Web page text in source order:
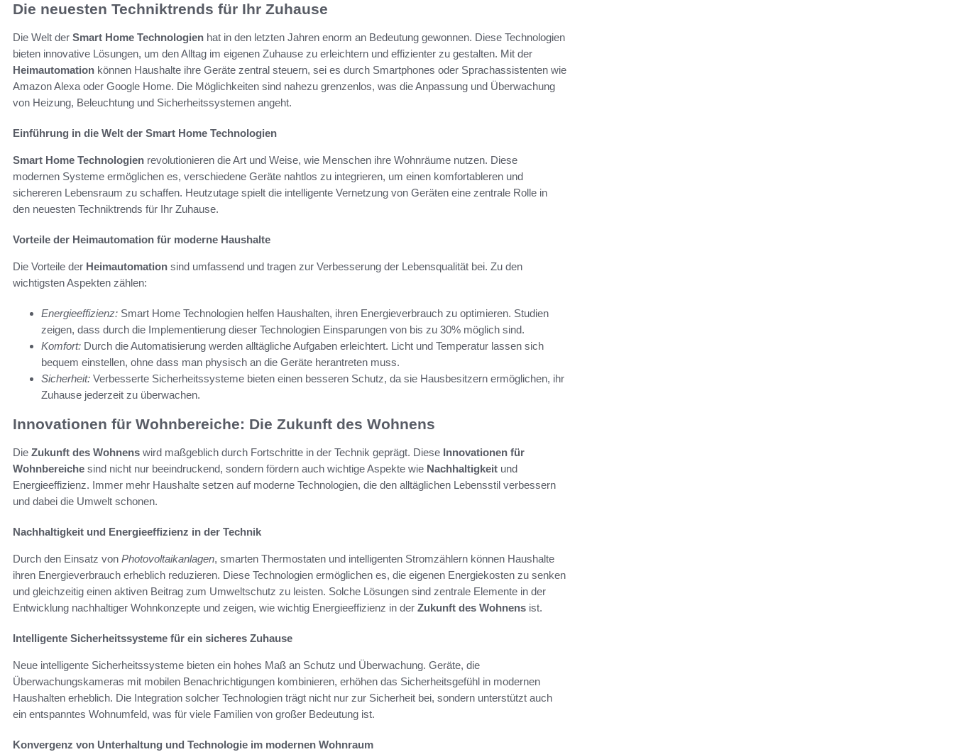
Die neuesten Techniktrends für Ihr Zuhause
Die Welt der Smart Home Technologien hat in den letzten Jahren enorm an Bedeutung gewonnen. Diese Technologien
bieten innovative Lösungen, um den Alltag im eigenen Zuhause zu erleichtern und effizienter zu gestalten. Mit der
Heimautomation können Haushalte ihre Geräte zentral steuern, sei es durch Smartphones oder Sprachassistenten wie
Amazon Alexa oder Google Home. Die Möglichkeiten sind nahezu grenzenlos, was die Anpassung und Überwachung
von Heizung, Beleuchtung und Sicherheitssystemen angeht.
Einführung in die Welt der Smart Home Technologien
Smart Home Technologien revolutionieren die Art und Weise, wie Menschen ihre Wohnräume nutzen. Diese
modernen Systeme ermöglichen es, verschiedene Geräte nahtlos zu integrieren, um einen komfortableren und
sichereren Lebensraum zu schaffen. Heutzutage spielt die intelligente Vernetzung von Geräten eine zentrale Rolle in
den neuesten Techniktrends für Ihr Zuhause.
Vorteile der Heimautomation für moderne Haushalte
Die Vorteile der Heimautomation sind umfassend und tragen zur Verbesserung der Lebensqualität bei. Zu den
wichtigsten Aspekten zählen:
Energieeffizienz: Smart Home Technologien helfen Haushalten, ihren Energieverbrauch zu optimieren. Studien
zeigen, dass durch die Implementierung dieser Technologien Einsparungen von bis zu 30% möglich sind.
Komfort: Durch die Automatisierung werden alltägliche Aufgaben erleichtert. Licht und Temperatur lassen sich
bequem einstellen, ohne dass man physisch an die Geräte herantreten muss.
Sicherheit: Verbesserte Sicherheitssysteme bieten einen besseren Schutz, da sie Hausbesitzern ermöglichen, ihr
Zuhause jederzeit zu überwachen.
Innovationen für Wohnbereiche: Die Zukunft des Wohnens
Die Zukunft des Wohnens wird maßgeblich durch Fortschritte in der Technik geprägt. Diese Innovationen für
Wohnbereiche sind nicht nur beeindruckend, sondern fördern auch wichtige Aspekte wie Nachhaltigkeit und
Energieeffizienz. Immer mehr Haushalte setzen auf moderne Technologien, die den alltäglichen Lebensstil verbessern
und dabei die Umwelt schonen.
Nachhaltigkeit und Energieeffizienz in der Technik
Durch den Einsatz von Photovoltaikanlagen, smarten Thermostaten und intelligenten Stromzählern können Haushalte
ihren Energieverbrauch erheblich reduzieren. Diese Technologien ermöglichen es, die eigenen Energiekosten zu senken
und gleichzeitig einen aktiven Beitrag zum Umweltschutz zu leisten. Solche Lösungen sind zentrale Elemente in der
Entwicklung nachhaltiger Wohnkonzepte und zeigen, wie wichtig Energieeffizienz in der Zukunft des Wohnens ist.
Intelligente Sicherheitssysteme für ein sicheres Zuhause
Neue intelligente Sicherheitssysteme bieten ein hohes Maß an Schutz und Überwachung. Geräte, die
Überwachungskameras mit mobilen Benachrichtigungen kombinieren, erhöhen das Sicherheitsgefühl in modernen
Haushalten erheblich. Die Integration solcher Technologien trägt nicht nur zur Sicherheit bei, sondern unterstützt auch
ein entspanntes Wohnumfeld, was für viele Familien von großer Bedeutung ist.
Konvergenz von Unterhaltung und Technologie im modernen Wohnraum